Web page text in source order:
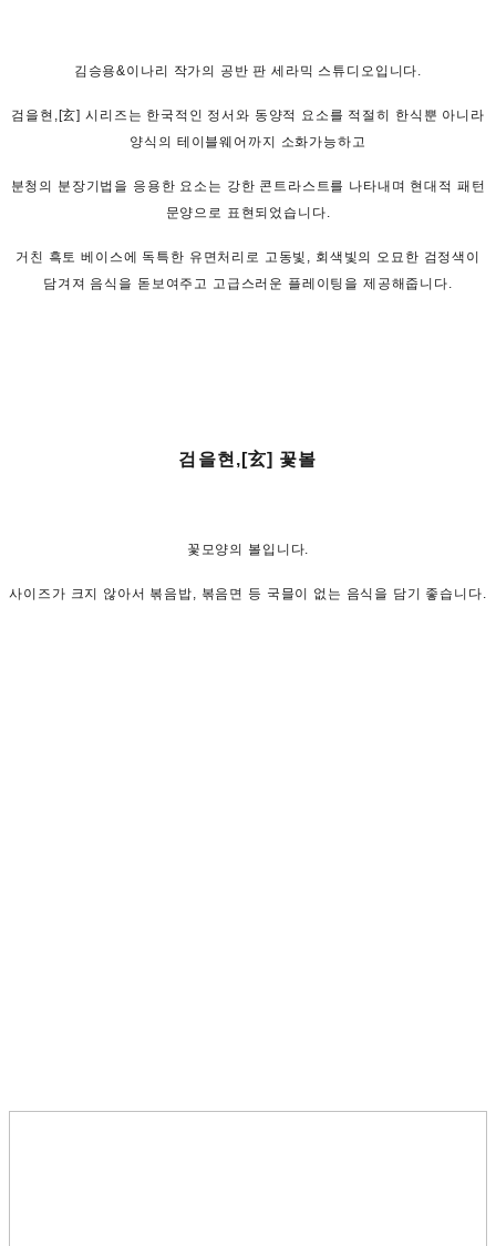
김승용&이나리 작가의 공반 판 세라믹 스튜디오입니다.
검을현,[玄] 시리즈는 한국적인 정서와 동양적 요소를 적절히 한식뿐 아니라
양식의 테이블웨어까지 소화가능하고
분청의 분장기법을 응용한 요소는 강한 콘트라스트를 나타내며 현대적 패턴
문양으로 표현되었습니다.
거친 흑토 베이스에 독특한 유면처리로 고동빛, 회색빛의 오묘한 검정색이
담겨져 음식을 돋보여주고 고급스러운 플레이팅을 제공해줍니다.
검을현,[玄] 꽃볼
꽃모양의 볼입니다.
사이즈가 크지 않아서 볶음밥, 볶음면 등 국믈이 없는 음식을 담기 좋습니다.